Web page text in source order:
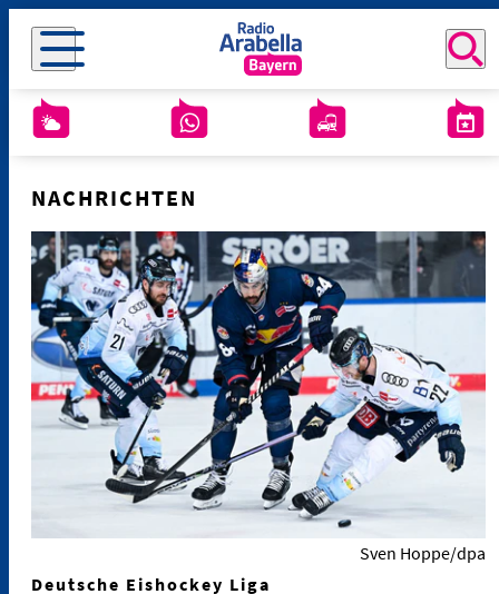
NACHRICHTEN
Sven Hoppe/dpa
Deutsche Eishockey Liga